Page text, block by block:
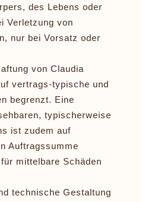
des Lebens oder
Verletzung von
nur bei Vorsatz oder
von Claudia
vertrags-typische und
begrenzt. Eine
typischerweise
ist zudem auf
Auftragssumme
mittelbare Schäden
technische Gestaltung